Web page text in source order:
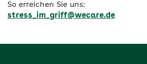
So erreichen Sie uns:
stress_im_griff@wecare.de